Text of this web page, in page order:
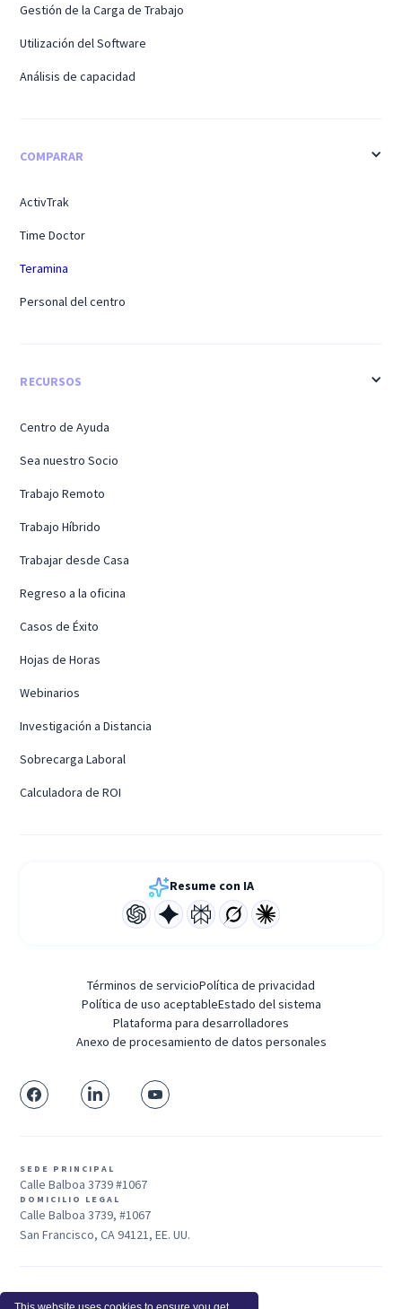
Gestión de la Carga de Trabajo
Utilización del Software
Análisis de capacidad
COMPARAR
ActivTrak
Time Doctor
Teramina
Personal del centro
RECURSOS
Centro de Ayuda
Sea nuestro Socio
Trabajo Remoto
Trabajo Híbrido
Trabajar desde Casa
Regreso a la oficina
Casos de Éxito
Hojas de Horas
Webinarios
Investigación a Distancia
Sobrecarga Laboral
Calculadora de ROI
Resume con IA
Términos de servicioPolítica de privacidad
Política de uso aceptableEstado del sistema
Plataforma para desarrolladores
Anexo de procesamiento de datos personales
SEDE PRINCIPAL
Calle Balboa 3739 #1067
DOMICILIO LEGAL
Calle Balboa 3739, #1067
San Francisco, CA 94121, EE. UU.
Ventas: +1 415-704-3737